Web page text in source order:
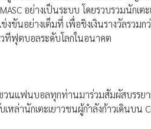
อย่างเป็นระบบ โดยรวบรวมนักเต
นอย่างเต็มที่ เพื่อชิงเงินรางวัลรวม
ทีฟุตบอลระดับโลกในอนาคต
นแฟนบอลทุกท่านมาร่วมสัมผัสบรรย
หล่านักเตะเยาวชนผู้กำลังก้าวเดินบน